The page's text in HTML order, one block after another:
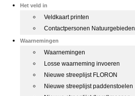
Het veld in
Veldkaart printen
Contactpersonen Natuurgebieden
Waarnemingen
Waarnemingen
Losse waarneming invoeren
Nieuwe streeplijst FLORON
Nieuwe streeplijst paddenstoelen